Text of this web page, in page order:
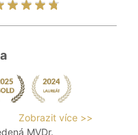
Zobrazit více >>
MVDr.